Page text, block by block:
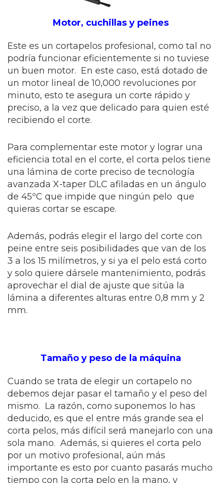
Motor, cuchillas y peines
Este es un cortapelos profesional, como tal no
podría funcionar eficientemente si no tuviese
un buen motor. En este caso, está dotado de
un motor lineal de 10,000 revoluciones por
minuto, esto te asegura un corte rápido y
preciso, a la vez que delicado para quien esté
recibiendo el corte.
Para complementar este motor y lograr una
eficiencia total en el corte, el corta pelos tiene
una lámina de corte preciso de tecnología
avanzada X-taper DLC afiladas en un ángulo
de 45ºC que impide que ningún pelo que
quieras cortar se escape.
Además, podrás elegir el largo del corte con
peine entre seis posibilidades que van de los
3 a los 15 milímetros, y si ya el pelo está corto
y solo quiere dársele mantenimiento, podrás
aprovechar el dial de ajuste que sitúa la
lámina a diferentes alturas entre 0,8 mm y 2
mm.
Tamaño y peso de la máquina
Cuando se trata de elegir un cortapelo no
debemos dejar pasar el tamaño y el peso del
mismo. La razón, como suponemos lo has
deducido, es que el entre más grande sea el
corta pelos, más difícil será manejarlo con una
sola mano. Además, si quieres el corta pelo
por un motivo profesional, aún más
importante es esto por cuanto pasarás mucho
tiempo con la corta pelo en la mano, y